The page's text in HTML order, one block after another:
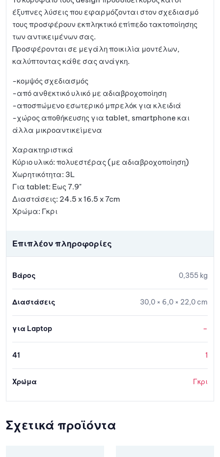
έξυπνες λύσεις που εφαρμόζονται στον σχεδιασμό
τους προσφέρουν εκπληκτικό επίπεδο τακτοποίησης
των αντικειμένων σας.
Προσφέρονται σε μεγάλη ποικιλία μοντέλων,
καλύπτοντας κάθε σας ανάγκη.
-κομψός σχεδιασμός
-από ανθεκτικό υλικό με αδιαβροχοποίηση
-αποσπώμενο εσωτερικό μπρελόκ για κλειδιά
-χώρος αποθήκευσης για tablet, smartphone και
άλλα μικροαντικείμενα
Χαρακτηριστικά
Κύριο υλικό: πολυεστέρας (με αδιαβροχοποίηση)
Χωρητικότητα: 3L
Για tablet: Έως 7.9"
Διαστάσεις: 24.5 x 16.5 x 7cm
Χρώμα: Γκρι
Επιπλέον πληροφορίες
Βάρος 0,355 kg
Διαστάσεις 30,0 × 6,0 × 22,0 cm
για Laptop –
41 1
Χρώμα Γκρι
Σχετικά προϊόντα